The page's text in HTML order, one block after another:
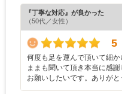
『丁寧な対応』が良かった
（50代／女性）
5
何度も足を運んで頂いて細
ままも聞いて頂き本当に感
お願いしたいです。ありが